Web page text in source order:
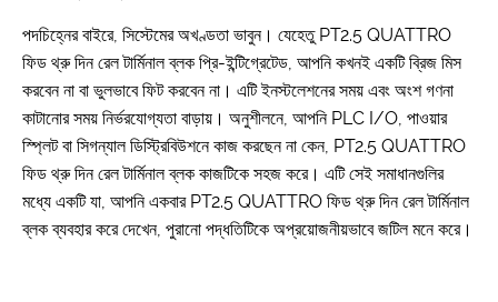
পদচিহ্নের বাইরে, সিস্টেমের অখণ্ডতা ভাবুন। যেহেতু PT2.5 QUATTRO
ফিড থ্রু দিন রেল টার্মিনাল ব্লক প্রি-ইন্টিগ্রেটেড, আপনি কখনই একটি ব্রিজ মিস
করবেন না বা ভুলভাবে ফিট করবেন না। এটি ইনস্টলেশনের সময় এবং অংশ গণনা
কাটানোর সময় নির্ভরযোগ্যতা বাড়ায়। অনুশীলনে, আপনি PLC I/O, পাওয়ার
স্প্লিট বা সিগন্যাল ডিস্ট্রিবিউশনে কাজ করছেন না কেন, PT2.5 QUATTRO
ফিড থ্রু দিন রেল টার্মিনাল ব্লক কাজটিকে সহজ করে। এটি সেই সমাধানগুলির
মধ্যে একটি যা, আপনি একবার PT2.5 QUATTRO ফিড থ্রু দিন রেল টার্মিনাল
ব্লক ব্যবহার করে দেখেন, পুরানো পদ্ধতিটিকে অপ্রয়োজনীয়ভাবে জটিল মনে করে।